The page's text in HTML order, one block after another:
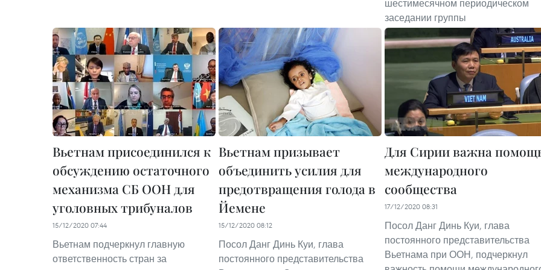
шестимесячном периодическом
заседании группы
Вьетнам присоединился к
обсуждению остаточного
механизма СБ ООН для
уголовных трибуналов
15/12/2020 07:44
Вьетнам подчеркнул главную
ответственность стран за
Вьетнам призывает
объединить усилия для
предотвращения голода в
Йемене
15/12/2020 08:12
Посол Данг Динь Куи, глава
постоянного представительства
Для Сирии важна
международного
сообщества
17/12/2020 08:31
Посол Данг Динь Куи, глава
постоянного представительства
Вьетнама при ООН, подчеркнул